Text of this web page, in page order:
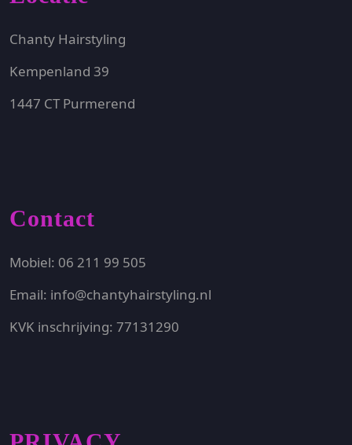
Chanty Hairstyling
Kempenland 39
1447 CT Purmerend
Contact
Mobiel: 06 211 99 505
Email: info@chantyhairstyling.nl
KVK inschrijving: 77131290